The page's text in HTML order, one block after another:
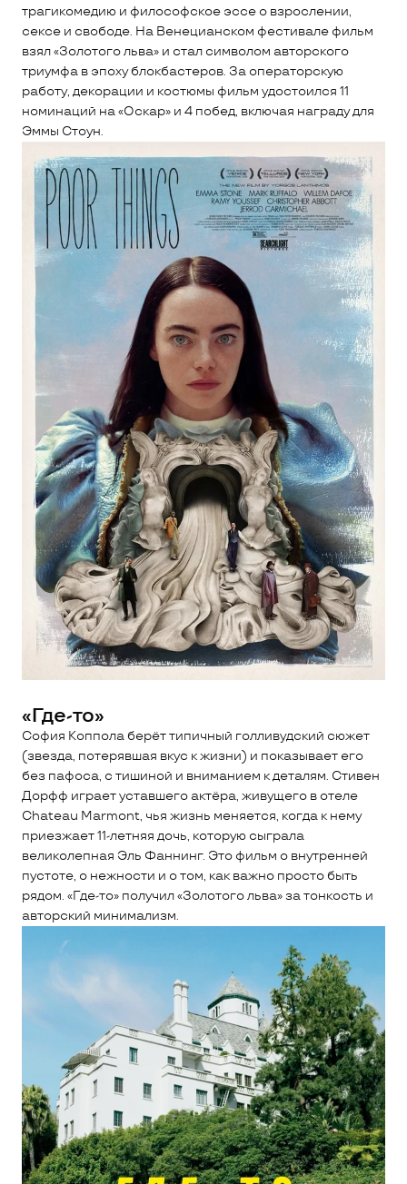
трагикомедию и философское эссе о взрослении,
сексе и свободе. На Венецианском фестивале фильм
взял «Золотого льва» и стал символом авторского
триумфа в эпоху блокбастеров. За операторскую
работу, декорации и костюмы фильм удостоился 11
номинаций на «Оскар» и 4 побед, включая награду для
Эммы Стоун.
«Где-то»
София Коппола берёт типичный голливудский сюжет
(звезда, потерявшая вкус к жизни) и показывает его
без пафоса, с тишиной и вниманием к деталям. Стивен
Дорфф играет уставшего актёра, живущего в отеле
Chateau Marmont, чья жизнь меняется, когда к нему
приезжает 11-летняя дочь, которую сыграла
великолепная Эль Фаннинг. Это фильм о внутренней
пустоте, о нежности и о том, как важно просто быть
рядом. «Где-то» получил «Золотого льва» за тонкость и
авторский минимализм.